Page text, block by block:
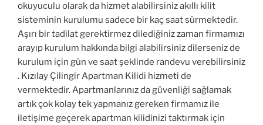
okuyuculu olarak da hizmet alabilirsiniz akıllı kilit
sisteminin kurulumu sadece bir kaç saat sürmektedir.
Aşırı bir tadilat gerektirmez dilediğiniz zaman firmamızı
arayıp kurulum hakkında bilgi alabilirsiniz dilerseniz de
kurulum için gün ve saat şeklinde randevu verebilirsiniz
. Kızılay Çilingir Apartman Kilidi hizmeti de
vermektedir. Apartmanlarınız da güvenliği sağlamak
artık çok kolay tek yapmanız gereken firmamız ile
iletişime geçerek apartman kilidinizi taktırmak için